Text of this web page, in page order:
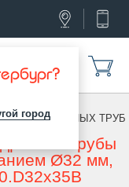
город
ДЛЯ КВАДРАТНЫХ ТРУБ
трубы
Ø32 мм,